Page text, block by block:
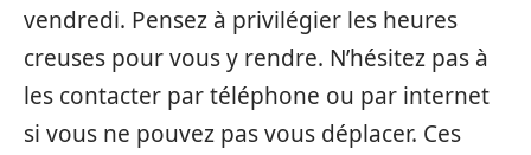
vendredi. Pensez à privilégier les heures
creuses pour vous y rendre. N’hésitez pas à
les contacter par téléphone ou par internet
si vous ne pouvez pas vous déplacer. Ces